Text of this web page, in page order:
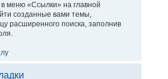
меню «Ссылки» на главной
созданные вами темы,
расширенного поиска, заполнив